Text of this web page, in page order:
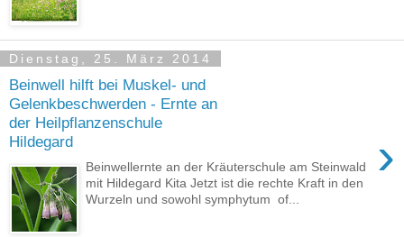
Dienstag, 25. März 2014
Beinwell hilft bei Muskel- und
Gelenkbeschwerden - Ernte an
der Heilpflanzenschule
Hildegard
›
Beinwellernte an der Kräuterschule am Steinwald
mit Hildegard Kita Jetzt ist die rechte Kraft in den
Wurzeln und sowohl symphytum of...